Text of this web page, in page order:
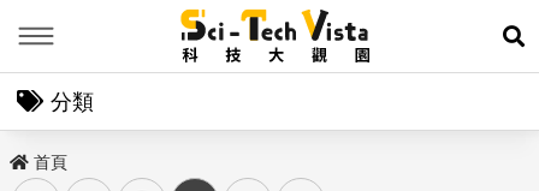
展
分類
首頁